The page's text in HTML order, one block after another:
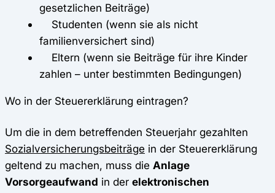
gesetzlichen Beiträge)
Studenten (wenn sie als nicht
familienversichert sind)
Eltern (wenn sie Beiträge für ihre Kinder
zahlen – unter bestimmten Bedingungen)
Wo in der Steuererklärung eintragen?
Um die in dem betreffenden Steuerjahr gezahlten
Sozialversicherungsbeiträge in der Steuererklärung
geltend zu machen, muss die Anlage
Vorsorgeaufwand in der elektronischen